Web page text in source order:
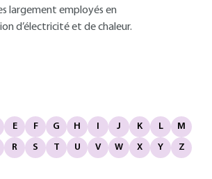
largement employés en
d’électricité et de chaleur.
E F G H I J K L
M
R S T U V W X Y Z